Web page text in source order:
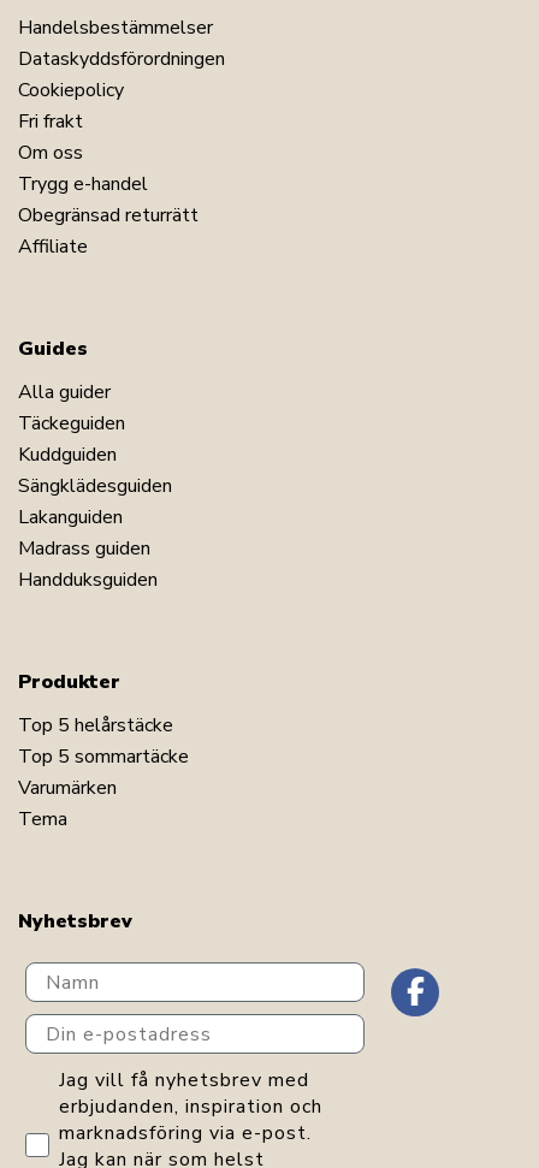
Handelsbestämmelser
Dataskyddsförordningen
Cookiepolicy
Fri frakt
Om oss
Trygg e-handel
Obegränsad returrätt
Affiliate
Guides
Alla guider
Täckeguiden
Kuddguiden
Sängklädesguiden
Lakanguiden
Madrass guiden
Handduksguiden
Produkter
Top 5 helårstäcke
Top 5 sommartäcke
Varumärken
Tema
Nyhetsbrev
Navn
Din e-postadress
GDPR consent
Jag vill få nyhetsbrev med
erbjudanden, inspiration och
marknadsföring via e-post.
Jag kan när som helst